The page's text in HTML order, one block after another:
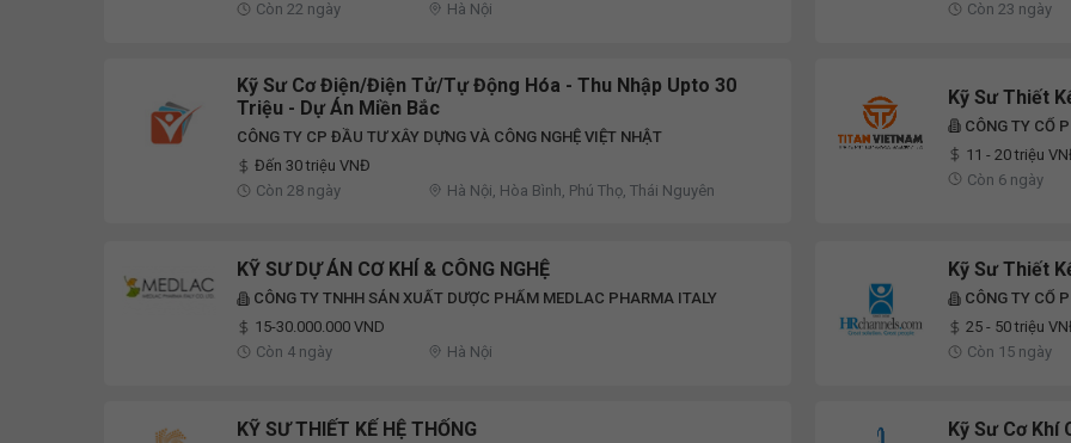
Còn 22 ngày
Hà Nội
Còn 23 ngày
Kỹ Sư Cơ Điện/Điện Tử/Tự Động Hóa - Thu Nhập Upto 30
Triệu - Dự Án Miền Bắc
CÔNG TY CP ĐẦU TƯ XÂY DỰNG VÀ CÔNG NGHỆ VIỆT NHẬT
Đến 30 triệu VNĐ
Còn 28 ngày
Hà Nội, Hòa Bình, Phú Thọ, Thái Nguyên
Kỹ Sư Thiết
CÔNG TY CỔ
11 - 20 triệu
Còn 6 ngày
KỸ SƯ DỰ ÁN CƠ KHÍ & CÔNG NGHỆ
CÔNG TY TNHH SẢN XUẤT DƯỢC PHẨM MEDLAC PHARMA ITALY
15-30.000.000 VND
Còn 4 ngày
Hà Nội
Kỹ Sư Thiết
CÔNG TY CỔ
25 - 50 triệu
Còn 15 ngày
KỸ SƯ THIẾT KẾ HỆ THỐNG Kỹ Sư Cơ Khí